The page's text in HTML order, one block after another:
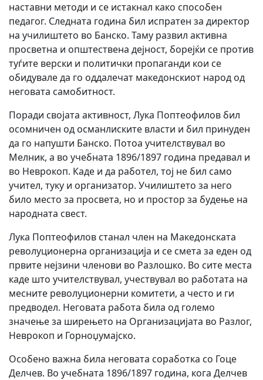
наставни методи и се истакнал како способен
педагог. Следната година бил испратен за директор
на училиштето во Банско. Таму развил активна
просветна и општествена дејност, борејќи се против
туѓите верски и политички пропаганди кои се
обидувале да го оддалечат македонскиот народ од
неговата самобитност.
Поради својата активност, Лука Поптеофилов бил
осомничен од османлиските власти и бил принуден
да го напушти Банско. Потоа учителствувал во
Мелник, а во учебната 1896/1897 година предавал и
во Неврокоп. Каде и да работел, тој не бил само
учител, туку и организатор. Училиштето за него
било место за просвета, но и простор за будење на
народната свест.
Лука Поптеофилов станал член на Македонската
револуционерна организација и се смета за еден од
првите нејзини членови во Разлошко. Во сите места
каде што учителствувал, учествувал во работата на
месните револуционерни комитети, а често и ги
предводел. Неговата работа била од големо
значење за ширењето на Организацијата во Разлог,
Неврокоп и Горноџумајско.
Особено важна била неговата соработка со Гоце
Делчев. Во учебната 1896/1897 година, кога Делчев